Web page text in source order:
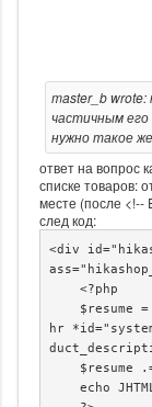
master_b wrote:
частичным
нужно такое
ответ на вопрос
списке товаров:
месте (после <!--
след код:
<div
    <?php
hr
    echo JHTML::_('content.prepare',$resume);